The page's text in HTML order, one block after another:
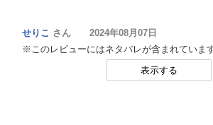
せりこ さん 2024年08月07日
※このレビューにはネタバレが含まれています
表示する